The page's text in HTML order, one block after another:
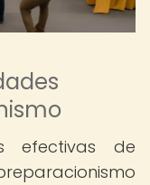
efectivas de